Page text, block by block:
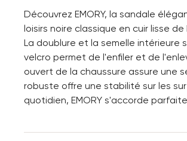
Découvrez EMORY, la sandale
loisirs noire classique en cuir lisse
La doublure et la semelle intérieure
velcro permet de l'enfiler et de
ouvert de la chaussure assure une
robuste offre une stabilité sur les
quotidien, EMORY s'accorde